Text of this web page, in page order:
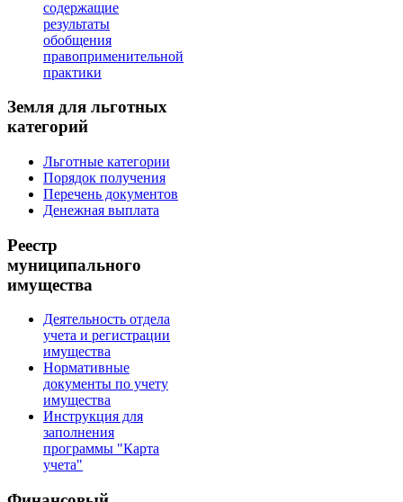
содержащие
результаты
обобщения
правоприменительной
практики
Земля для льготных
категорий
Льготные категории
Порядок получения
Перечень документов
Денежная выплата
Реестр
муниципального
имущества
Деятельность отдела
учета и регистрации
имущества
Нормативные
документы по учету
имущества
Инструкция для
заполнения
программы "Карта
учета"